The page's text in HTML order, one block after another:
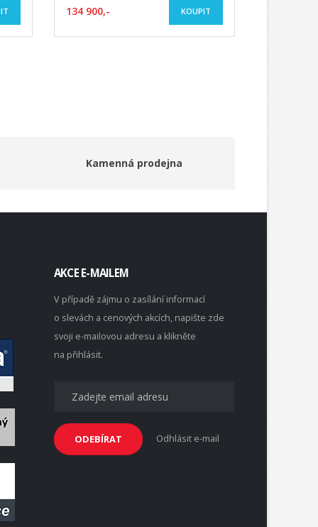
134 900,- KOUPIT
Kamenná prodejna
AKCE E-MAILEM
V případě zájmu o zasílání informací
o slevách a cenových akcích, napište zde
svoji e-mailovou adresu a klikněte
na přihlásit.
ODEBÍRAT Odhlásit e-mail